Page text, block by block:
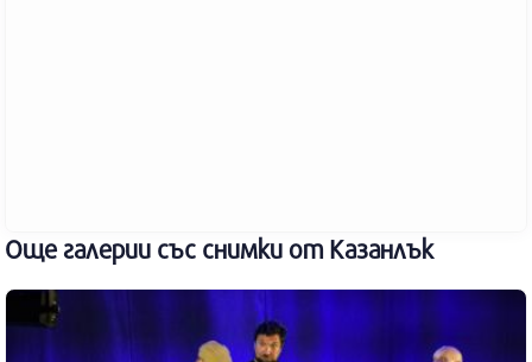
Още галерии със снимки от Казанлък